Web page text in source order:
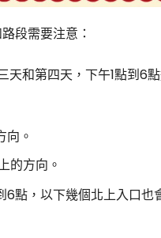
段需要注意：
和第四天，下午1點到6
向。
的方向。
6點，以下幾個北上入口